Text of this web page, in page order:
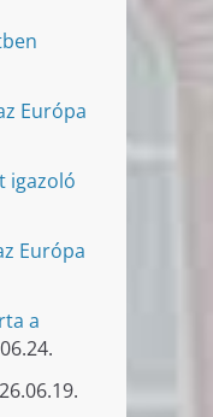
Európa
igazoló
Európa
a